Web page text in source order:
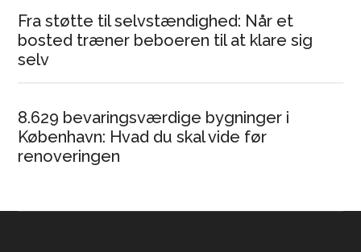
Fra støtte til selvstændighed: Når et
bosted træner beboeren til at klare sig
selv
8.629 bevaringsværdige bygninger i
København: Hvad du skal vide før
renoveringen